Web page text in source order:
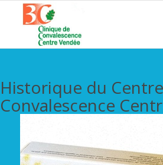
Historique du
Convalescence